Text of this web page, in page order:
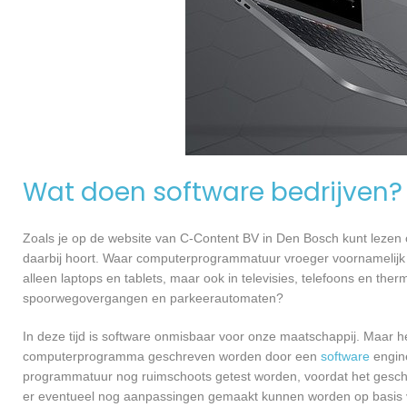
Wat doen software bedrijven?
Zoals je op de website van C-Content BV in Den Bosch kunt
daarbij hoort. Waar computerprogrammatuur vroeger
alleen laptops en tablets, maar ook in televisies, telefoons en
spoorwegovergangen en parkeerautomaten?
In deze tijd is software onmisbaar voor onze maatschappij. Maar
computerprogramma geschreven worden door een software
programmatuur nog ruimschoots getest worden, voordat het
er eventueel nog aanpassingen gemaakt kunnen worden op